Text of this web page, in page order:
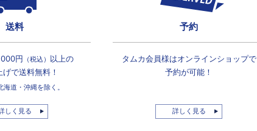
送料
円 （税込） 以上の
げで送料無料！
道・沖縄を除く。
しく見る
予約
タムカ会員様はオンラインショップで
予約が可能！
詳しく見る